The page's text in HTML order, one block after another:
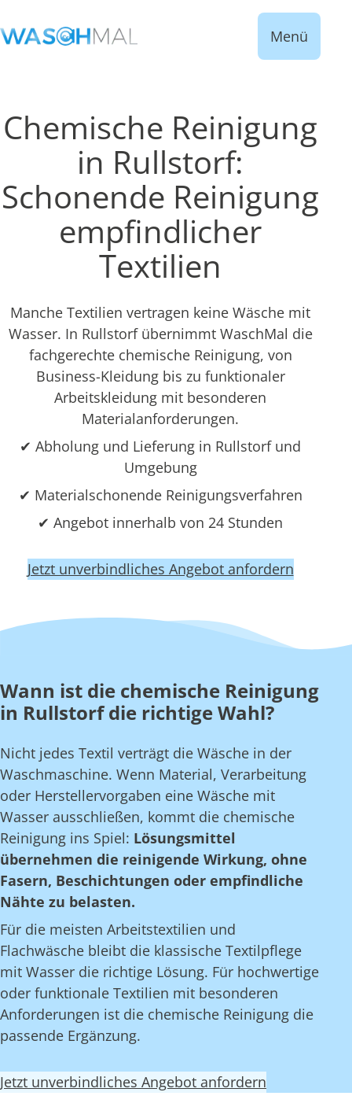
Menü
Chemische Reinigung
in Rullstorf:
Schonende Reinigung
empfindlicher
Textilien
Manche Textilien vertragen keine Wäsche mit
Wasser. In Rullstorf übernimmt WaschMal die
fachgerechte chemische Reinigung, von
Business-Kleidung bis zu funktionaler
Arbeitskleidung mit besonderen
Materialanforderungen.
✔ Abholung und Lieferung in Rullstorf und
Umgebung
✔ Materialschonende Reinigungsverfahren
✔ Angebot innerhalb von 24 Stunden
Jetzt unverbindliches Angebot anfordern
Wann ist die chemische Reinigung
in Rullstorf die richtige Wahl?
Nicht jedes Textil verträgt die Wäsche in der
Waschmaschine. Wenn Material, Verarbeitung
oder Herstellervorgaben eine Wäsche mit
Wasser ausschließen, kommt die chemische
Reinigung ins Spiel: Lösungsmittel
übernehmen die reinigende Wirkung, ohne
Fasern, Beschichtungen oder empfindliche
Nähte zu belasten.
Für die meisten Arbeitstextilien und
Flachwäsche bleibt die klassische Textilpflege
mit Wasser die richtige Lösung. Für hochwertige
oder funktionale Textilien mit besonderen
Anforderungen ist die chemische Reinigung die
passende Ergänzung.
Jetzt unverbindliches Angebot anfordern